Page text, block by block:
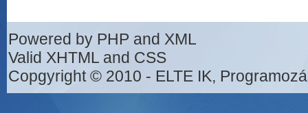
Powered by PHP and XML
Valid XHTML and CSS
Copgyright © 2010 - ELTE IK,